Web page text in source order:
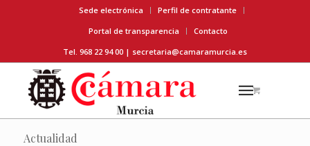
Sede electrónica
Perfil de contratante
Portal de transparencia
Contacto
Tel. 968 22 94 00 | secretaria@camaramurcia.es
Actualidad